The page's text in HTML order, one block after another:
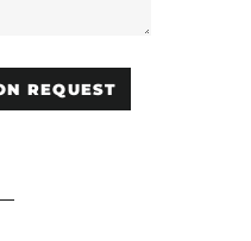
REQUEST